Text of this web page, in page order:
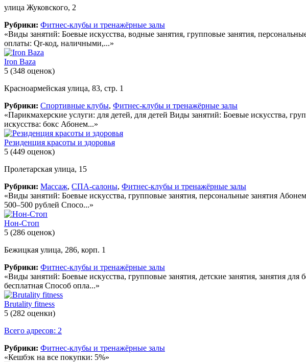
улица Жуковского, 2
Рубрики: Фитнес-клубы и тренажёрные залы
«Виды занятий: Боевые искусства, водные занятия, групповые занятия,
оплаты: Qr-код, наличными,...»
Iron Baza
5 (348 оценок)
Красноармейская улица, 83, стр. 1
Рубрики: Спортивные клубы, Фитнес-клубы и тренажёрные залы
«Парикмахерские услуги: для детей, для детей Виды занятий: Боевые искусства,
искусства: бокс Абонем...»
Резиденция красоты и здоровья
5 (449 оценок)
Пролетарская улица, 15
Рубрики: Массаж, СПА-салоны, Фитнес-клубы и тренажёрные залы
«Виды занятий: Боевые искусства, групповые занятия, персональные занятия
500–500 рублей Спосо...»
Нон-Стоп
5 (286 оценок)
Бежицкая улица, 286, корп. 1
Рубрики: Фитнес-клубы и тренажёрные залы
«Виды занятий: Боевые искусства, групповые занятия, детские занятия, занятия
бесплатная Способ опла...»
Brutality fitness
5 (282 оценки)
Всего адресов: 2
Рубрики: Фитнес-клубы и тренажёрные залы
«Кешбэк на все покупки: 5%»